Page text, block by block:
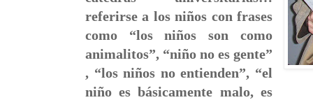
referirse a los niños con frases
como “los niños son como
animalitos”, “niño no es gente”
, “los niños no entienden”, “el
niño es básicamente malo, es